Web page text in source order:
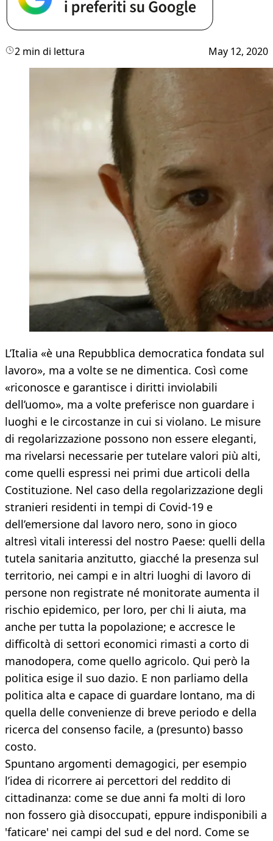
2 min di lettura May 12, 2020
L’Italia «è una Repubblica democratica fondata sul
lavoro», ma a volte se ne dimentica. Così come
«riconosce e garantisce i diritti inviolabili
dell’uomo», ma a volte preferisce non guardare i
luoghi e le circostanze in cui si violano. Le misure
di regolarizzazione possono non essere eleganti,
ma rivelarsi necessarie per tutelare valori più alti,
come quelli espressi nei primi due articoli della
Costituzione. Nel caso della regolarizzazione degli
stranieri residenti in tempi di Covid-19 e
dell’emersione dal lavoro nero, sono in gioco
altresì vitali interessi del nostro Paese: quelli della
tutela sanitaria anzitutto, giacché la presenza sul
territorio, nei campi e in altri luoghi di lavoro di
persone non registrate né monitorate aumenta il
rischio epidemico, per loro, per chi li aiuta, ma
anche per tutta la popolazione; e accresce le
difficoltà di settori economici rimasti a corto di
manodopera, come quello agricolo. Qui però la
politica esige il suo dazio. E non parliamo della
politica alta e capace di guardare lontano, ma di
quella delle convenienze di breve periodo e della
ricerca del consenso facile, a (presunto) basso
costo.
Spuntano argomenti demagogici, per esempio
l’idea di ricorrere ai percettori del reddito di
cittadinanza: come se due anni fa molti di loro
non fossero già disoccupati, eppure indisponibili a
'faticare' nei campi del sud e del nord. Come se